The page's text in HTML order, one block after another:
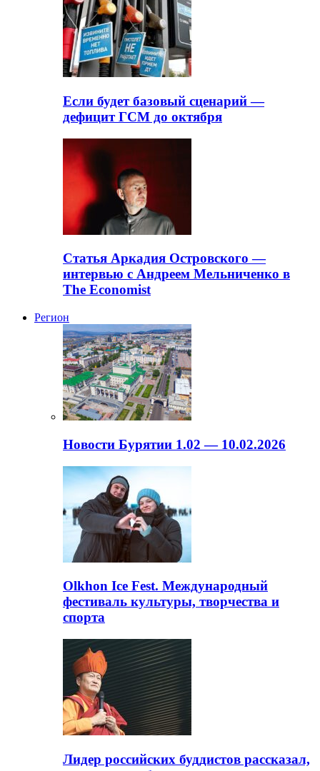
Если будет базовый сценарий —
дефицит ГСМ до октября
Статья Аркадия Островского —
интервью с Андреем Мельниченко в
The Economist
Регион
Новости Бурятии 1.02 — 10.02.2026
Olkhon Ice Fest. Международный
фестиваль культуры, творчества и
спорта
Лидер российских буддистов рассказал,